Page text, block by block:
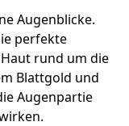
Augenblicke.
perfekte
rund um die
Blattgold und
Augenpartie